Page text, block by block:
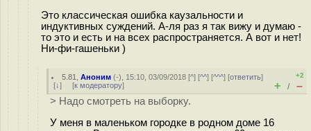
Это классическая ошибка каузальности и
индуктивных суждений. А-ля раз я так вижу и думаю -
то это и есть и на всех распространяется. А вот и нет!
Ни-фи-гашеньки )
5.81 ,Аноним (-), 15:10, 03/09/2018 [^] [^^] [^^^] [ответить]
[↓] [к модератору]
+2
+ / –
> Надо смотреть на выборку.
У меня в маленьком городке в родном доме 16